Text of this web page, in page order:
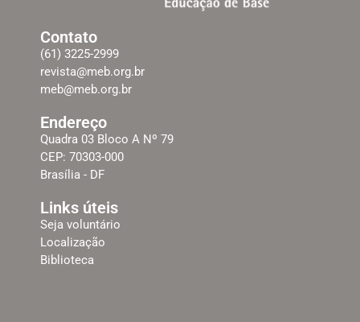
Contato
(61) 3225-2999
revista@meb.org.br
meb@meb.org.br
Endereço
Quadra 03 Bloco A Nº 79
CEP: 70303-000
Brasília - DF
Links úteis
Seja voluntário
Localização
Biblioteca